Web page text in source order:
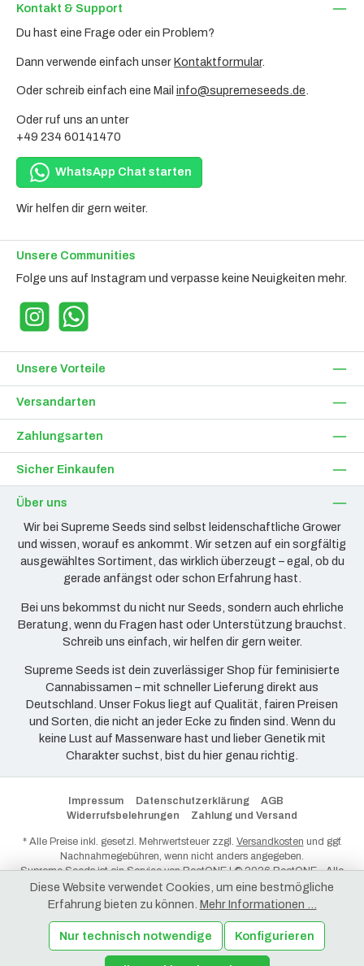
Kontakt & Support
Du hast eine Frage oder ein Problem?
Dann verwende einfach unserKontaktformular.
Oder schreib einfach eine Mail info@supremeseeds.de.
Oder ruf uns an unter
+49 234 60141470
WhatsApp Chat starten
Wir helfen dir gern weiter.
Unsere Communities
Folge uns auf Instagram und verpasse keine Neuigkeiten mehr.
InstagramWhatsApp
Unsere Vorteile
Versandarten
Zahlungsarten
Sicher Einkaufen
Über uns
Wir bei Supreme Seeds sind selbst leidenschaftliche Grower
und wissen, worauf es ankommt. Wir setzen auf ein sorgfältig
ausgewähltes Sortiment, das wirklich überzeugt – egal, ob du
gerade anfängst oder schon Erfahrung hast.
Bei uns bekommst du nicht nur Seeds, sondern auch ehrliche
Beratung, wenn du Fragen hast oder Unterstützung brauchst.
Schreib uns einfach, wir helfen dir gern weiter.
Supreme Seeds ist dein zuverlässiger Shop für feminisierte
Cannabissamen – mit schneller Lieferung direkt aus
Deutschland. Unser Fokus liegt auf Qualität, fairen Preisen
und Sorten, die nicht an jeder Ecke zu finden sind. Wenn du
keine Lust auf Massenware hast und lieber Genetik mit
Charakter suchst, bist du hier genau richtig.
Impressum Datenschutzerklärung
AGB
Widerrufsbelehrungen
Zahlung und Versand
* Alle Preise inkl. gesetzl. Mehrwertsteuer zzgl. Versandkosten und ggf.
Nachnahmegebühren, wenn nicht anders angegeben.
Supreme Seeds ist ein Service vonRootONE| © 2026 RootONE - Alle
Rechte vorbehalten.
Diese Website verwendet Cookies, um eine bestmögliche
Erfahrung bieten zu können. Mehr Informationen ...
Nur technisch notwendige Konfigurieren